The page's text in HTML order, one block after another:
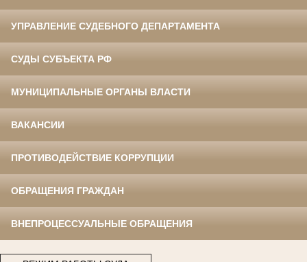
УПРАВЛЕНИЕ СУДЕБНОГО ДЕПАРТАМЕНТА
СУДЫ СУБЪЕКТА РФ
МУНИЦИПАЛЬНЫЕ ОРГАНЫ ВЛАСТИ
ВАКАНСИИ
ПРОТИВОДЕЙСТВИЕ КОРРУПЦИИ
ОБРАЩЕНИЯ ГРАЖДАН
ВНЕПРОЦЕССУАЛЬНЫЕ ОБРАЩЕНИЯ